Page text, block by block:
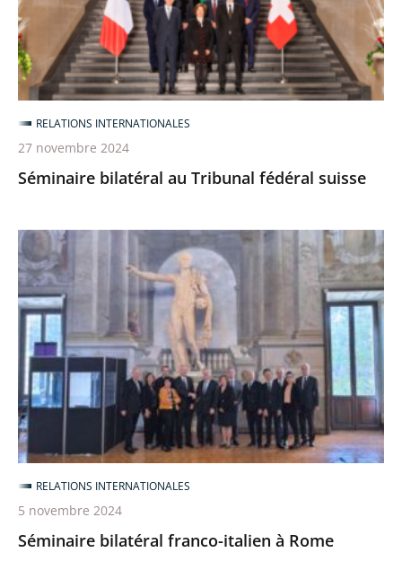
Séminaire bilatéral au Tribunal fédéral suisse
RELATIONS INTERNATIONALES
27 novembre 2024
Séminaire
bilatéral
franco-
italien
Rome
Séminaire bilatéral franco-italien à Rome
RELATIONS INTERNATIONALES
5 novembre 2024